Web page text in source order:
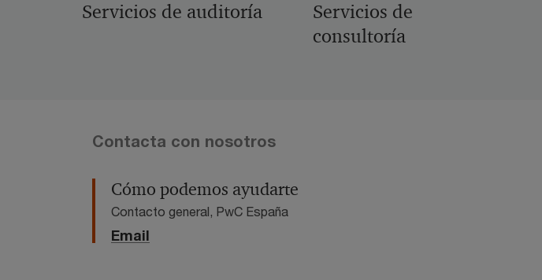
Servicios de auditoría
Servicios de
consultoría
Contacta con nosotros
Cómo podemos ayudarte
Contacto general, PwC España
Email